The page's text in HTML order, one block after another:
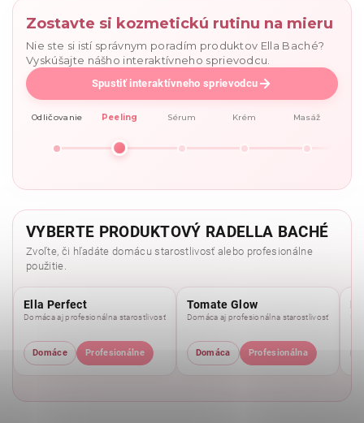
Zostavte si kozmetickú rutinu na mieru
Nie ste si istí správnym poradím produktov Ella Baché?
Vyskúšajte nášho interaktívneho sprievodcu.
Spustiť interaktívneho sprievodcu
Odličovanie Peeling Sérum Krém Masáž
VYBERTE PRODUKTOVÝ RADELLA BACHÉ
Zvoľte, či hľadáte domácu starostlivosť alebo profesionálne
použitie.
Ella Perfect
Domáca aj profesionálna starostlivosť
Domáce Profesionálne
Tomate Glow
Domáca aj profesionálna starostlivosť
Domáca Profesionálna